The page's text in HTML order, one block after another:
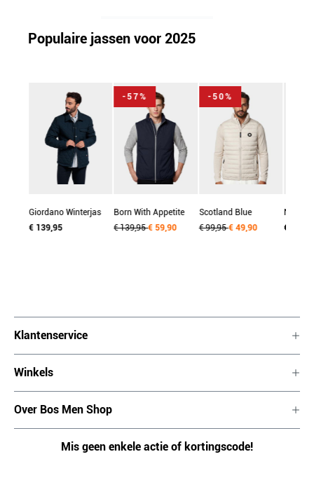
Populaire jassen voor 2025
Giordano Winterjas
heren Blauw Alfio
€ 139,95
-57%
Born With Appetite
Bodywarmer heren
€ 139,95€ 59,90
-50%
Scotland Blue
Bodywarmer heren
€ 99,95€ 49,90 € 49,95
Klantenservice
Winkels
Over Bos Men Shop
Mis geen enkele actie of kortingscode!